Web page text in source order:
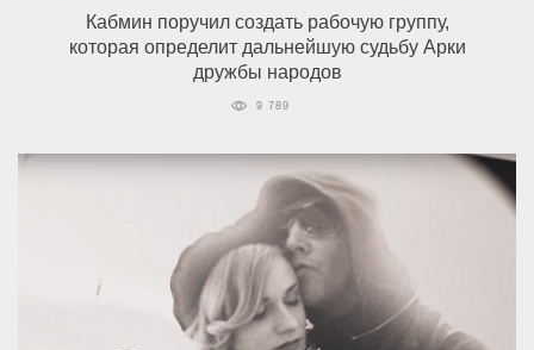
Кабмин поручил создать рабочую группу,
которая определит дальнейшую судьбу Арки
дружбы народов
9 789